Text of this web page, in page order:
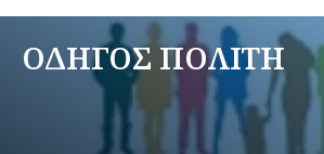
ΟΔΗΓΟΣ ΠΟΛΙΤΗ